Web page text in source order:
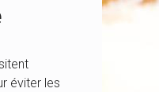
éviter les